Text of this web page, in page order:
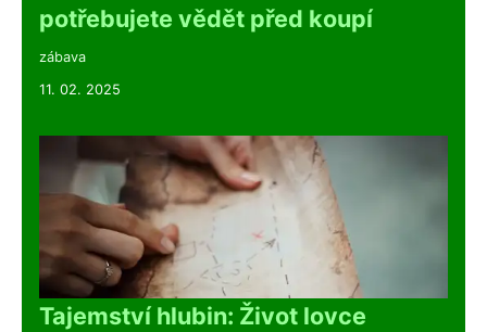
potřebujete vědět před koupí
zábava
11. 02. 2025
Tajemství hlubin: Život lovce